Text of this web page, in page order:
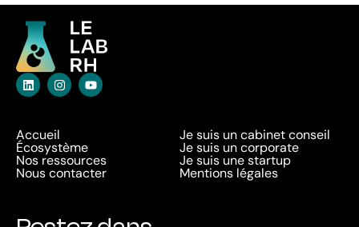
Accueil
Écosystème
Nos ressources
Nous contacter
Je suis un cabinet conseil
Je suis un corporate
Je suis une startup
Mentions légales